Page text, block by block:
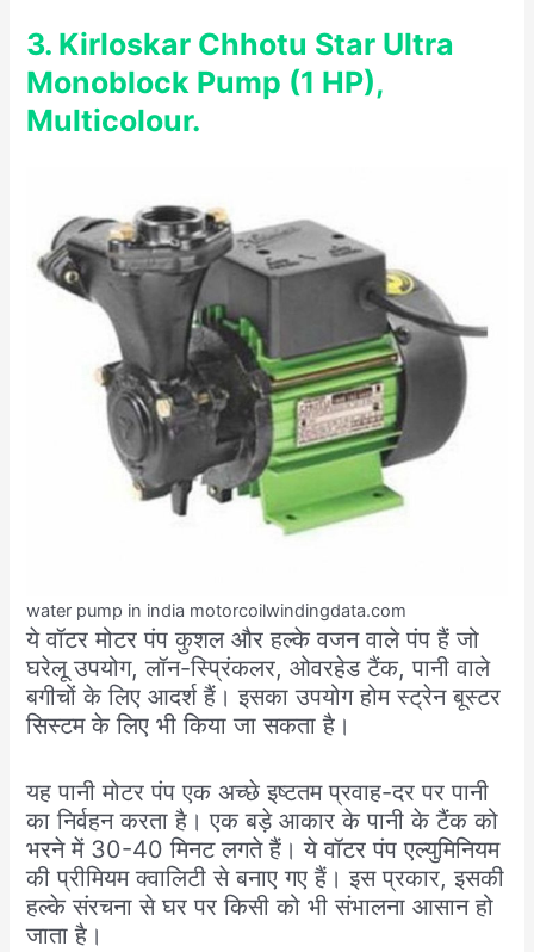
3. Kirloskar Chhotu Star Ultra
Monoblock Pump (1 HP),
Multicolour.
water pump in india motorcoilwindingdata.com
ये वॉटर मोटर पंप कुशल और हल्के वजन वाले पंप हैं जो
घरेलू उपयोग, लॉन-स्प्रिंकलर, ओवरहेड टैंक, पानी वाले
बगीचों के लिए आदर्श हैं। इसका उपयोग होम स्ट्रेन बूस्टर
सिस्टम के लिए भी किया जा सकता है।
यह पानी मोटर पंप एक अच्छे इष्टतम प्रवाह-दर पर पानी
का निर्वहन करता है। एक बड़े आकार के पानी के टैंक को
भरने में 30-40 मिनट लगते हैं। ये वॉटर पंप एल्युमिनियम
की प्रीमियम क्वालिटी से बनाए गए हैं। इस प्रकार, इसकी
हल्के संरचना से घर पर किसी को भी संभालना आसान हो
जाता है।